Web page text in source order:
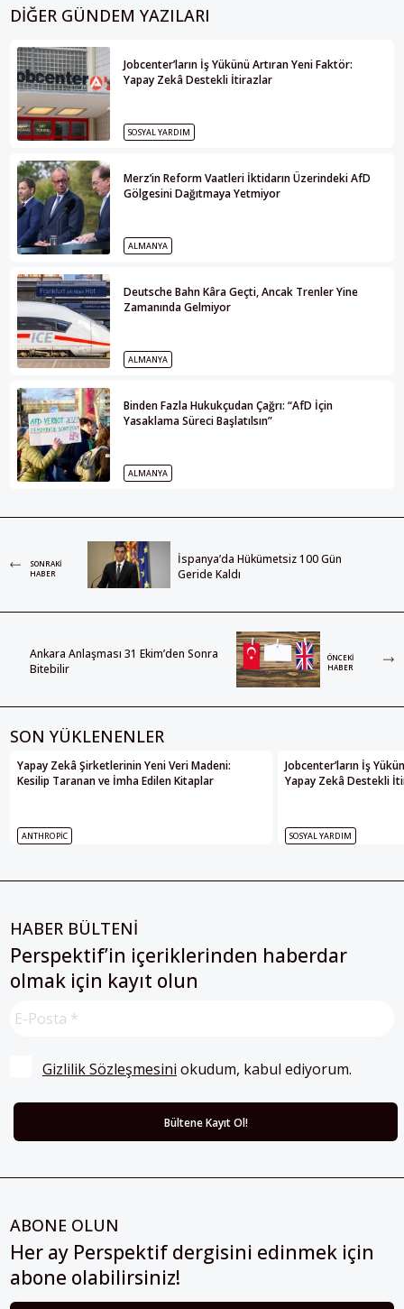
DIĞER GÜNDEM YAZILARI
Jobcenter’ların İş Yükünü Artıran Yeni Faktör:
Yapay Zekâ Destekli İtirazlar
SOSYAL YARDIM
Merz’in Reform Vaatleri İktidarın Üzerindeki AfD
Gölgesini Dağıtmaya Yetmiyor
ALMANYA
Deutsche Bahn Kâra Geçti, Ancak Trenler Yine
Zamanında Gelmiyor
ALMANYA
Binden Fazla Hukukçudan Çağrı: “AfD İçin
Yasaklama Süreci Başlatılsın”
ALMANYA
SONRAKI
HABER
İspanya’da Hükümetsiz 100 Gün
Geride Kaldı
Ankara Anlaşması 31 Ekim’den Sonra
Bitebilir
ÖNCEKI
HABER
SON YÜKLENENLER
Yapay Zekâ Şirketlerinin Yeni Veri Madeni:
Kesilip Taranan ve İmha Edilen Kitaplar
ANTHROPIC
Jobcenter’ların İş
Yapay Zekâ Destekli
SOSYAL YARDIM
HABER BÜLTENİ
Perspektif’in içeriklerinden haberdar
olmak için kayıt olun
Gizlilik Sözleşmesini okudum, kabul ediyorum.
ABONE OLUN
Her ay Perspektif dergisini edinmek için
abone olabilirsiniz!